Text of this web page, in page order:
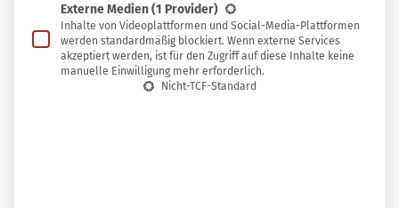
1. Die Doshas: Nicht alle Menschen sind
gleich
Externe Medien(1 Provider)
Inhalte von Videoplattformen und Social-Media-Plattformen
werden standardmäßig blockiert. Wenn externe Services
akzeptiert werden, ist für den Zugriff auf diese Inhalte keine
manuelle Einwilligung mehr erforderlich.
Nicht-TCF-Standard